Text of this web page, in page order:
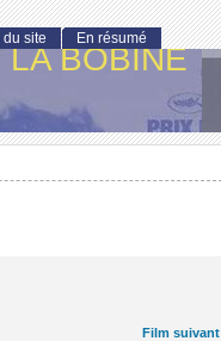
BOBINE
Film suivant
du site En résumé